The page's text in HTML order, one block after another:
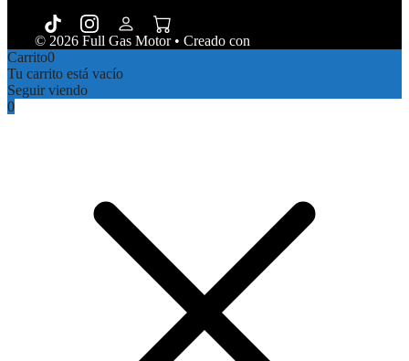
© 2026 Full Gas Motor• Creado con
Carrito0
Tu carrito está vacío
Seguir viendo
0